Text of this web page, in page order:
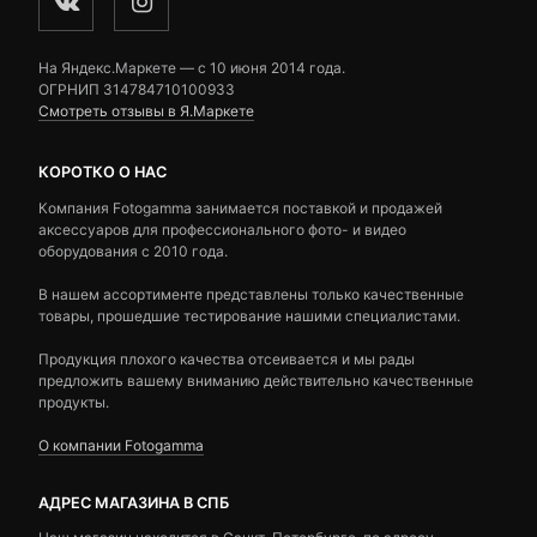
На Яндекс.Маркете — c 10 июня 2014 года.
ОГРНИП 314784710100933
Смотреть отзывы в Я.Маркете
КОРОТКО О НАС
Компания Fotogamma занимается поставкой и продажей
аксессуаров для профессионального фото- и видео
оборудования с 2010 года.
В нашем ассортименте представлены только качественные
товары, прошедшие тестирование нашими специалистами.
Продукция плохого качества отсеивается и мы рады
предложить вашему вниманию действительно качественные
продукты.
О компании Fotogamma
АДРЕС МАГАЗИНА В СПБ